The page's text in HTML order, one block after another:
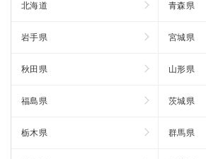
北海道 青森県
岩手県 宮城県
秋田県 山形県
福島県 茨城県
栃木県 群馬県